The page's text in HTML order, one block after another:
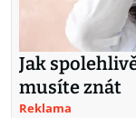
Jak
musíte znát
Reklama